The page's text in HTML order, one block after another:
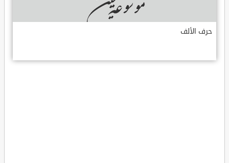
حرف الألف